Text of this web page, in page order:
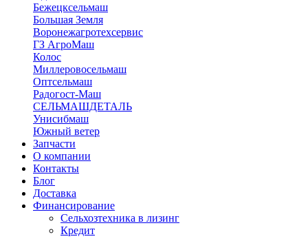
Бежецксельмаш
Большая Земля
Воронежагротехсервис
ГЗ АгроМаш
Колос
Миллеровосельмаш
Оптсельмаш
Радогост-Маш
СЕЛЬМАШДЕТАЛЬ
Унисибмаш
Южный ветер
Запчасти
О компании
Контакты
Блог
Доставка
Финансирование
Сельхозтехника в лизинг
Кредит